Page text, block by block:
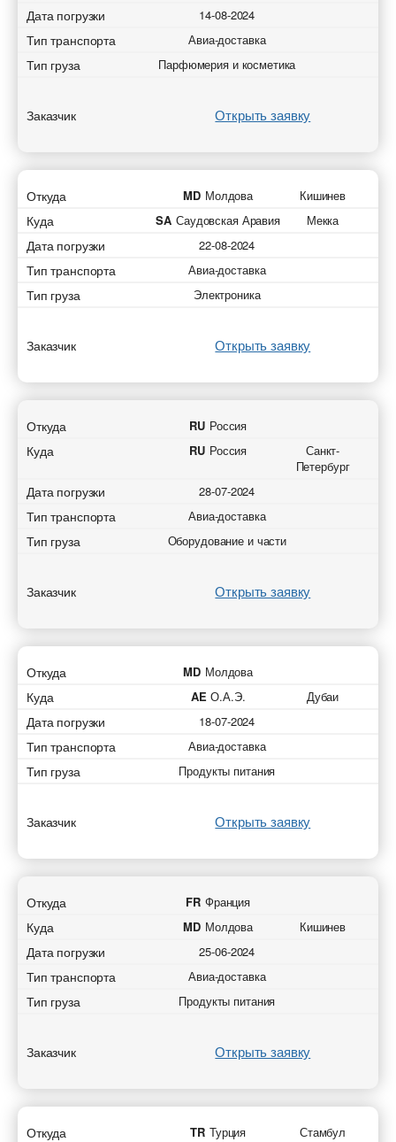
Дата погрузки 14-08-2024
Тип транспорта Авиа-доставка
Тип груза Парфюмерия и косметика
Заказчик Открыть заявку
Откуда MD Молдова Кишинев
Куда SA Саудовская Аравия Мекка
Дата погрузки 22-08-2024
Тип транспорта Авиа-доставка
Тип груза Электроника
Заказчик Открыть заявку
Откуда RU Россия
Куда RU Россия
Санкт-
Петербург
Дата погрузки 28-07-2024
Тип транспорта Авиа-доставка
Тип груза Оборудование и части
Заказчик Открыть заявку
Откуда MD Молдова
Куда AE О.А.Э. Дубаи
Дата погрузки 18-07-2024
Тип транспорта Авиа-доставка
Тип груза Продукты питания
Заказчик Открыть заявку
Откуда FR Франция
Куда MD Молдова Кишинев
Дата погрузки 25-06-2024
Тип транспорта Авиа-доставка
Тип груза Продукты питания
Заказчик Открыть заявку
Откуда TR Турция Стамбул